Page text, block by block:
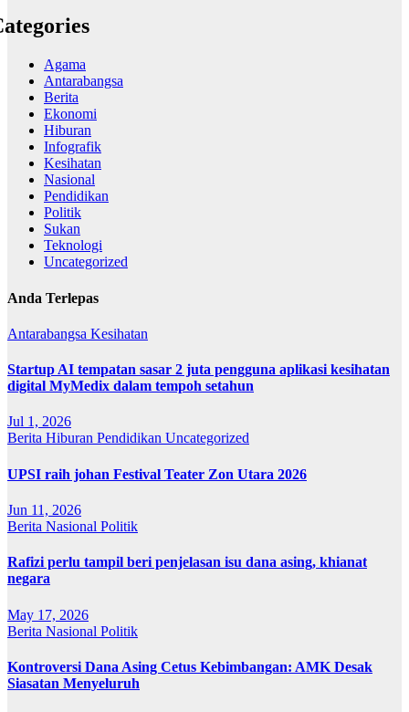
Agama
Antarabangsa
Berita
Ekonomi
Hiburan
Infografik
Kesihatan
Nasional
Pendidikan
Politik
Sukan
Teknologi
Uncategorized
Anda Terlepas
Antarabangsa Kesihatan
Startup AI tempatan sasar 2 juta pengguna aplikasi kesihatan
digital MyMedix dalam tempoh setahun
Jul 1, 2026
Berita Hiburan Pendidikan Uncategorized
UPSI raih johan Festival Teater Zon Utara 2026
Jun 11, 2026
Berita Nasional Politik
Rafizi perlu tampil beri penjelasan isu dana asing, khianat
negara
May 17, 2026
Berita Nasional Politik
Kontroversi Dana Asing Cetus Kebimbangan: AMK Desak
Siasatan Menyeluruh